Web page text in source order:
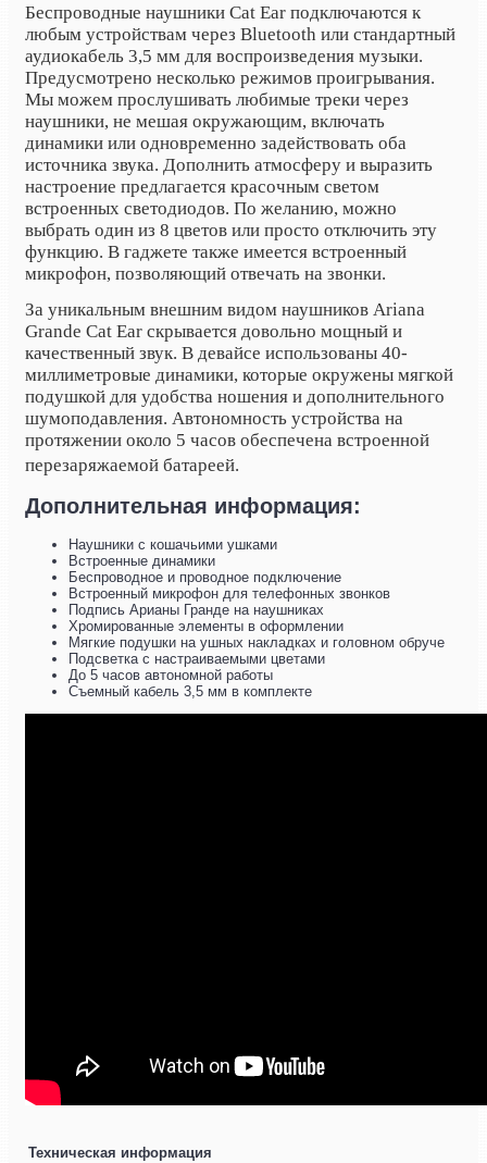
Беспроводные наушники Cat Ear подключаются к
любым устройствам через Bluetooth или стандартный
аудиокабель 3,5 мм для воспроизведения музыки.
Предусмотрено несколько режимов проигрывания.
Мы можем прослушивать любимые треки через
наушники, не мешая окружающим, включать
динамики или одновременно задействовать оба
источника звука. Дополнить атмосферу и выразить
настроение предлагается красочным светом
встроенных светодиодов. По желанию, можно
выбрать один из 8 цветов или просто отключить эту
функцию. В гаджете также имеется встроенный
микрофон, позволяющий отвечать на звонки.
За уникальным внешним видом наушников Ariana
Grande Cat Ear скрывается довольно мощный и
качественный звук. В девайсе использованы 40-
миллиметровые динамики, которые окружены мягкой
подушкой для удобства ношения и дополнительного
шумоподавления. Автономность устройства на
протяжении около 5 часов обеспечена встроенной
перезаряжаемой батареей.
Дополнительная информация:
Наушники с кошачьими ушками
Встроенные динамики
Беспроводное и проводное подключение
Встроенный микрофон для телефонных звонков
Подпись Арианы Гранде на наушниках
Хромированные элементы в оформлении
Мягкие подушки на ушных накладках и головном обруче
Подсветка с настраиваемыми цветами
До 5 часов автономной работы
Съемный кабель 3,5 мм в комплекте
Техническая информация